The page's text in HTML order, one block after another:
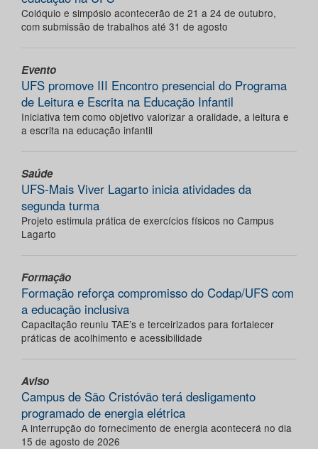
Colóquio e simpósio acontecerão de 21 a 24 de outubro,
com submissão de trabalhos até 31 de agosto
Evento
UFS promove III Encontro presencial do Programa
de Leitura e Escrita na Educação Infantil
Iniciativa tem como objetivo valorizar a oralidade, a leitura e
a escrita na educação infantil
Saúde
UFS-Mais Viver Lagarto inicia atividades da
segunda turma
Projeto estimula prática de exercícios físicos no Campus
Lagarto
Formação
Formação reforça compromisso do Codap/UFS com
a educação inclusiva
Capacitação reuniu TAE’s e terceirizados para fortalecer
práticas de acolhimento e acessibilidade
Aviso
Campus de São Cristóvão terá desligamento
programado de energia elétrica
A interrupção do fornecimento de energia acontecerá no dia
15 de agosto de 2026